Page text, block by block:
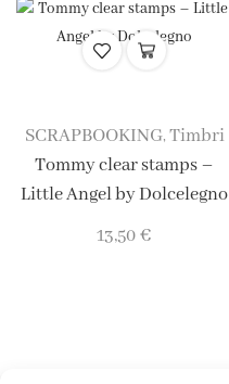
SCRAPBOOKING, Timbri
Tommy clear stamps –
Little Angel by Dolcelegno
13,50€